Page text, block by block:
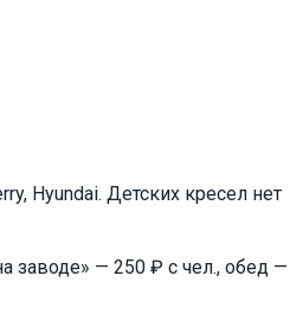
Hyundai. Детских кресел нет
заводе» — 250 ₽ с чел., обед —